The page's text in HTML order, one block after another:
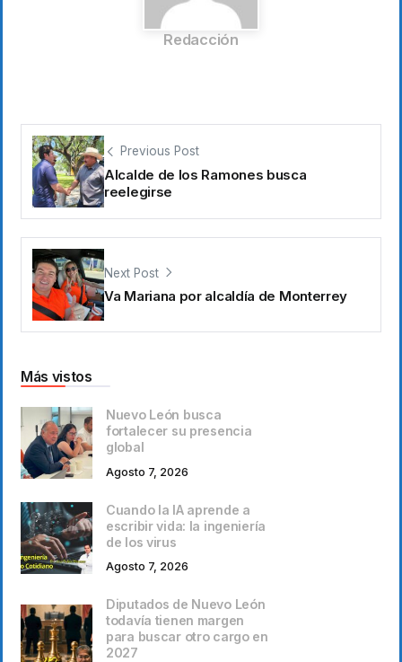
Redacción
Previous Post
Alcalde de los Ramones busca
reelegirse
Next Post
Va Mariana por alcaldía de Monterrey
Más vistos
Nuevo León busca
fortalecer su presencia
global
Agosto 7, 2026
Cuando la IA aprende a
escribir vida: la ingeniería
de los virus
Agosto 7, 2026
Diputados de Nuevo León
todavía tienen margen
para buscar otro cargo en
2027